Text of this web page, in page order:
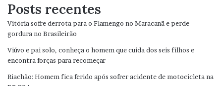
Posts recentes
Vitória sofre derrota para o Flamengo no Maracanã e perde
gordura no Brasileirão
Viúvo e pai solo, conheça o homem que cuida dos seis filhos e
encontra forças para recomeçar
Riachão: Homem fica ferido após sofrer acidente de motocicleta na